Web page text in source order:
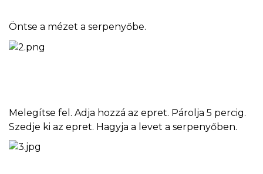
Öntse a mézet a serpenyőbe.
Melegítse fel. Adja hozzá az epret. Párolja 5 percig.
Szedje ki az epret. Hagyja a levet a serpenyőben.